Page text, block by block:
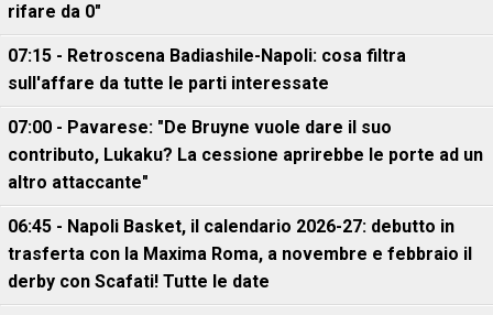
rifare da 0"
07:15 - Retroscena Badiashile-Napoli: cosa filtra
sull'affare da tutte le parti interessate
07:00 - Pavarese: "De Bruyne vuole dare il suo
contributo, Lukaku? La cessione aprirebbe le porte ad un
altro attaccante"
06:45 - Napoli Basket, il calendario 2026-27: debutto in
trasferta con la Maxima Roma, a novembre e febbraio il
derby con Scafati! Tutte le date